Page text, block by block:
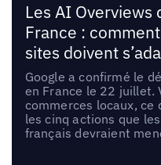
Les AI
France :
sites doivent
Google a confirmé le
en France le 22 juillet.
commerces locaux, ce
les cinq actions que
français devraient